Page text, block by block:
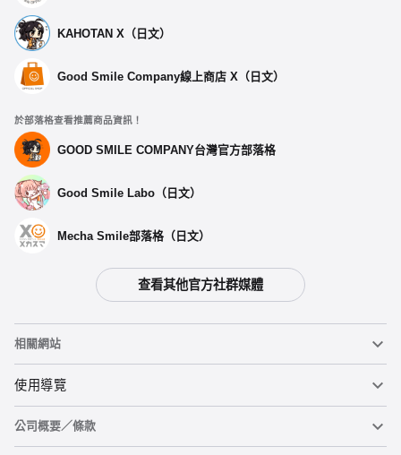
KAHOTAN X（日文）
Good Smile Company線上商店 X（日文）
於部落格查看推薦商品資訊！
GOOD SMILE COMPANY台灣官方部落格
Good Smile Labo（日文）
Mecha Smile部落格（日文）
查看其他官方社群媒體
相關網站
黏土人
黏土人臉部製造機（英文）
使用導覽
重要公告
公司概要／條款